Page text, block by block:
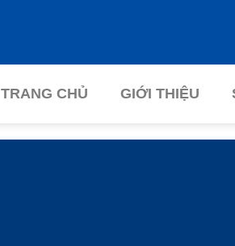
TRANG CHỦ GIỚI THIỆU